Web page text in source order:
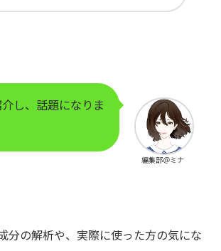
し、話題になりま
編集部＠ミナ
分の解析や、実際に使った方の気にな